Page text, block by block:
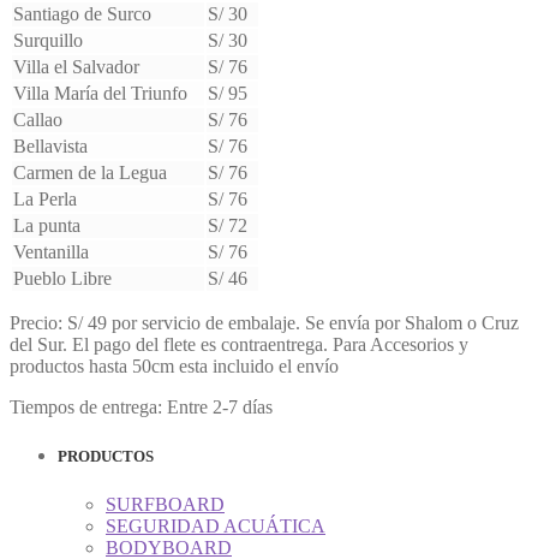
Santiago de Surco
S/ 30
Surquillo
S/ 30
Villa el Salvador
S/ 76
Villa María del Triunfo
S/ 95
Callao
S/ 76
Bellavista
S/ 76
Carmen de la Legua
S/ 76
La Perla
S/ 76
La punta
S/ 72
Ventanilla
S/ 76
Pueblo Libre
S/ 46
Precio: S/ 49 por servicio de embalaje. Se envía por Shalom o Cruz
del Sur. El pago del flete es contraentrega. Para Accesorios y
productos hasta 50cm esta incluido el envío
Tiempos de entrega: Entre 2-7 días
PRODUCTOS
SURFBOARD
SEGURIDAD ACUÁTICA
BODYBOARD